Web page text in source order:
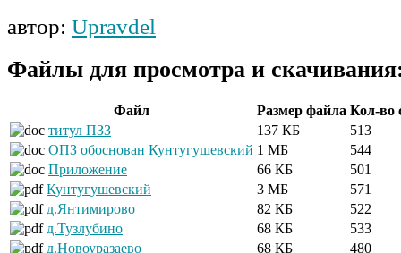
автор: Upravdel
Файлы для просмотра и
Файл Размер файла Кол-во
титул ПЗЗ
137 КБ
513
ОПЗ обоснован Кунтугушевский 1 МБ
544
Приложение
66 КБ
501
Кунтугушевский
3 МБ
571
д.Янтимирово
82 КБ
522
д.Тузлубино
68 КБ
533
д.Новоуразаево
68 КБ
480